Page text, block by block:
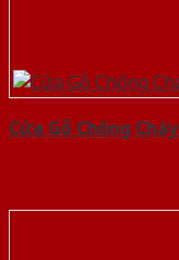
Cửa Gỗ Chống